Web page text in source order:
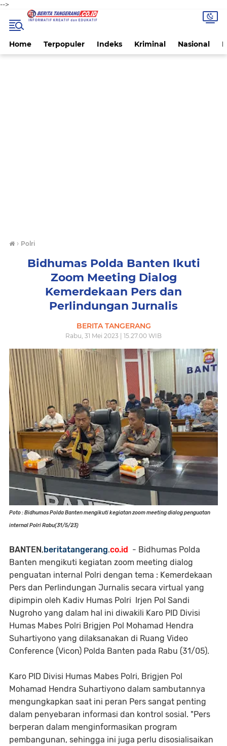
-->
Home Terpopuler Indeks Kriminal Nasional
› Polri
Bidhumas Polda Banten Ikuti
Zoom Meeting Dialog
Kemerdekaan Pers dan
Perlindungan Jurnalis
BERITA TANGERANG
Rabu, 31 Mei 2023 | 15.27.00 WIB
Poto : Bidhumas Polda Banten mengikuti kegiatan zoom meeting dialog penguatan
internal Polri Rabu(31/5/23)
BANTEN,beritatangerang.co.id - Bidhumas Polda
Banten mengikuti kegiatan zoom meeting dialog
penguatan internal Polri dengan tema : Kemerdekaan
Pers dan Perlindungan Jurnalis secara virtual yang
dipimpin oleh Kadiv Humas Polri Irjen Pol Sandi
Nugroho yang dalam hal ini diwakili Karo PID Divisi
Humas Mabes Polri Brigjen Pol Mohamad Hendra
Suhartiyono yang dilaksanakan di Ruang Video
Conference (Vicon) Polda Banten pada Rabu (31/05).
Karo PID Divisi Humas Mabes Polri, Brigjen Pol
Mohamad Hendra Suhartiyono dalam sambutannya
mengungkapkan saat ini peran Pers sangat penting
dalam penyebaran informasi dan kontrol sosial. "Pers
berperan dalam menginformasikan program
pembangunan, sehingga ini juga perlu disosialisaikan